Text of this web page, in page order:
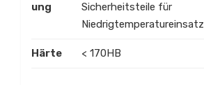
ung
Sicherheitsteile für
Niedrigtemperatureinsatz
Härte < 170HB